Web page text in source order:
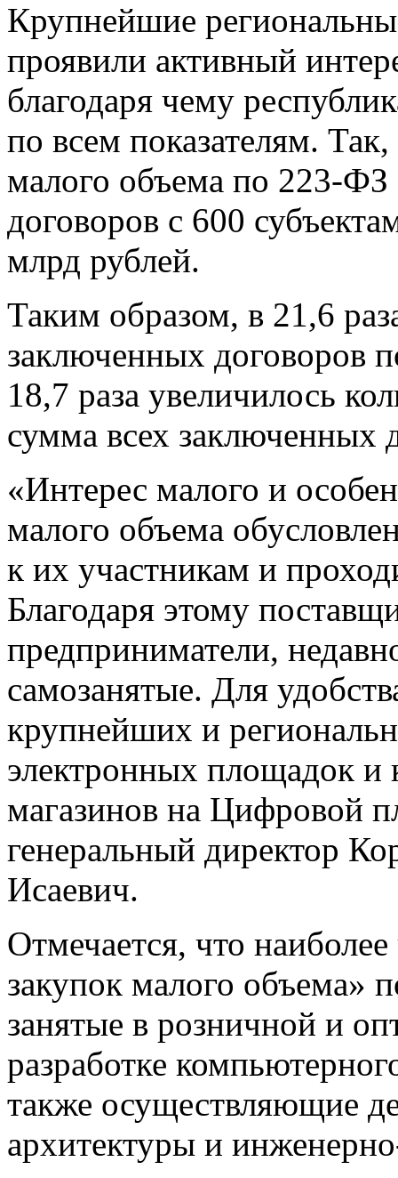
Крупнейшие
проявили активный
благодаря чему
по всем показателям.
малого объема по 223-
договоров с 600
млрд рублей.
Таким образом, в 21,6
заключенных договоров
18,7 раза увеличилось
сумма всех заключенных
«Интерес малого и
малого объема
к их участникам и
Благодаря этому
предприниматели,
самозанятые. Для
крупнейших и
электронных площадок и
магазинов на Цифровой
генеральный директор
Исаевич.
Отмечается, что
закупок малого объема»
занятые в розничной и
разработке
также осуществляющие
архитектуры и